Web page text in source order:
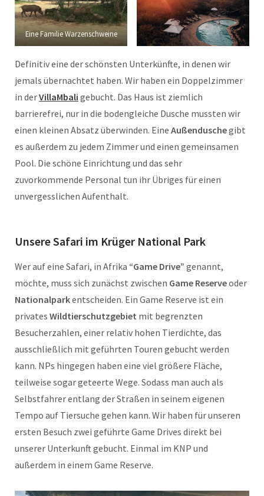
Eine Familie Warzenschweine
Definitiv eine der schönsten Unterkünfte, in denen wir
jemals übernachtet haben. Wir haben ein Doppelzimmer
in derVillaMbali gebucht. Das Haus ist ziemlich
barrierefrei, nur in die bodengleiche Dusche mussten wir
einen kleinen Absatz überwinden. Eine Außenduschegibt
es außerdem zu jedem Zimmer und einen gemeinsamen
Pool. Die schöne Einrichtung und das sehr
zuvorkommende Personal tun ihr Übriges für einen
unvergesslichen Aufenthalt.
Unsere Safari im Krüger National Park
Wer auf eine Safari, in Afrika “Game Drive” genannt,
möchte, muss sich zunächst zwischen Game Reserveoder
Nationalparkentscheiden. Ein Game Reserve ist ein
privates Wildtierschutzgebiet mit begrenzten
Besucherzahlen, einer relativ hohen Tierdichte, das
ausschließlich mit geführten Touren gebucht werden
kann. NPs hingegen haben eine viel größere Fläche,
teilweise sogar geteerte Wege. Sodass man auch als
Selbstfahrer entlang der Straßen in seinem eigenen
Tempo auf Tiersuche gehen kann. Wir haben für unseren
ersten Besuch zwei geführte Game Drives direkt bei
unserer Unterkunft gebucht. Einmal im KNP und
außerdem in einem Game Reserve.